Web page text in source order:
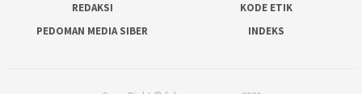
REDAKSI
KODE ETIK
PEDOMAN MEDIA SIBER
INDEKS